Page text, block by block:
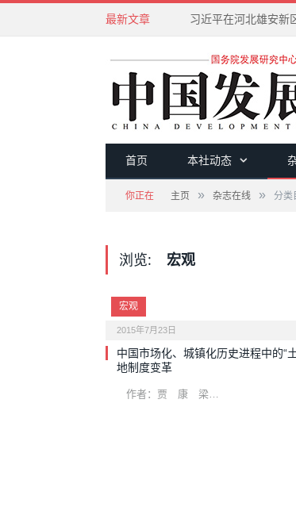
最新文章
首页 本社动态
你正在 主页 » 杂志在线 » 分类
浏览: 宏观
宏观
2015年7月23日
中国市场化、城镇化历史进程中的“
地制度变革
作者：贾 康 梁…